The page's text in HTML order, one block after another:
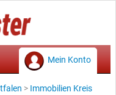
Mein Konto
> Immobilien Kreis